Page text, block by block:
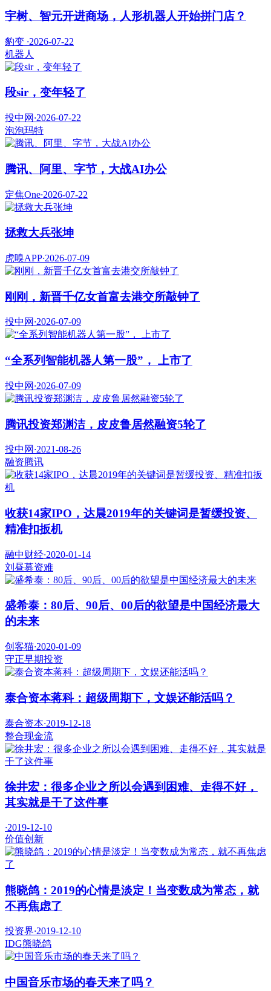
宇树、智元开进商场，人形机器人开始拼门店？
豹变 ·2026-07-22
机器人
段sir，变年轻了
投中网 ·2026-07-22
泡泡玛特
腾讯、阿里、字节，大战AI办公
定焦One·2026-07-22
拯救大兵张坤
虎嗅APP·2026-07-09
刚刚，新晋千亿女首富去港交所敲钟了
投中网 ·2026-07-09
“全系列智能机器人第一股”， 上市了
投中网 ·2026-07-09
腾讯投资郑渊洁，皮皮鲁居然融资5轮了
投中网 ·2021-08-26
融资腾讯
收获14家IPO，达晨2019年的关键词是暂缓投资、
精准扣扳机
融中财经·2020-01-14
刘昼募资难
盛希泰：80后、90后、00后的欲望是中国经济最大
的未来
创客猫·2020-01-09
守正早期投资
泰合资本蒋科：超级周期下，文娱还能活吗？
泰合资本·2019-12-18
整合现金流
徐井宏：很多企业之所以会遇到困难、走得不好，
其实就是干了这件事
·2019-12-10
价值创新
熊晓鸽：2019的心情是淡定！当变数成为常态，就
不再焦虑了
投资界·2019-12-10
IDG熊晓鸽
中国音乐市场的春天来了吗？